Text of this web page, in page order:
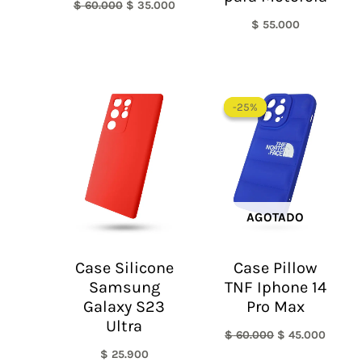
$60.000 $ 35.000
$ 55.000
Case Silicone
Samsung
Galaxy S23
Ultra
$ 25.900
-25%
AGOTADO
-25%
Case Pillow
TNF Iphone 14
Pro Max
$60.000
precio
original
era:
$ 60.000.
$ 45.000